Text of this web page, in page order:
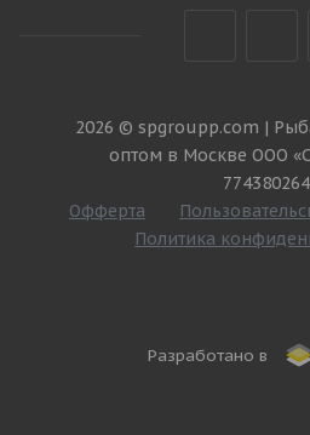
2026 © spgroupp.com |
оптом в Москве ООО
Офферта
Политика
Разработано в